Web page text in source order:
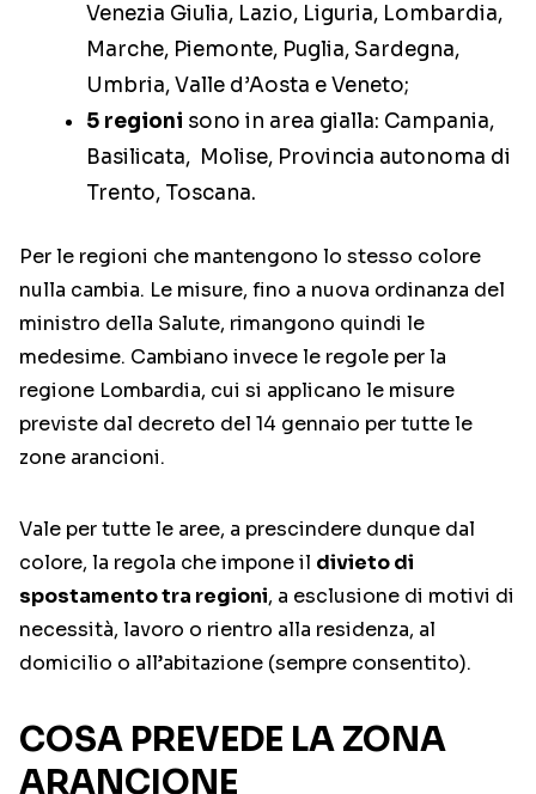
Venezia Giulia, Lazio, Liguria, Lombardia,
Marche, Piemonte, Puglia, Sardegna,
Umbria, Valle d’Aosta e Veneto;
5 regioni sono in area gialla: Campania,
Basilicata, Molise, Provincia autonoma di
Trento, Toscana.
Per le regioni che mantengono lo stesso colore
nulla cambia. Le misure, fino a nuova ordinanza del
ministro della Salute, rimangono quindi le
medesime. Cambiano invece le regole per la
regione Lombardia, cui si applicano le misure
previste dal decreto del 14 gennaio per tutte le
zone arancioni.
Vale per tutte le aree, a prescindere dunque dal
colore, la regola che impone il divieto di
spostamento tra regioni, a esclusione di motivi di
necessità, lavoro o rientro alla residenza, al
domicilio o all’abitazione (sempre consentito).
COSA PREVEDE LA ZONA
ARANCIONE